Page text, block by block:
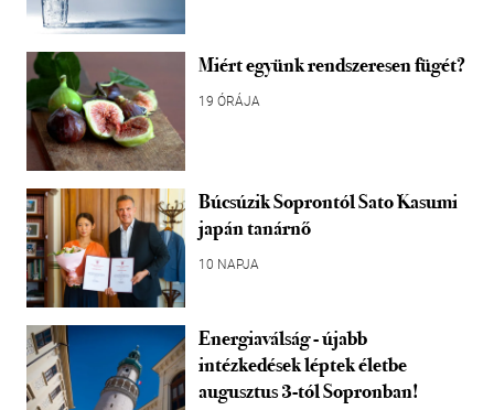
Miért együnk rendszeresen fügét?
19 ÓRÁJA
Búcsúzik Soprontól Sato Kasumi
japán tanárnő
10 NAPJA
Energiaválság - újabb
intézkedések léptek életbe
augusztus 3-tól Sopronban!